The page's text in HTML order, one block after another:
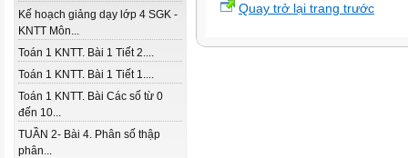
Kế hoạch giảng dạy lớp 4 SGK -
KNTT Môn...
Toán 1 KNTT. Bài 1 Tiết 2....
Toán 1 KNTT. Bài 1 Tiết 1....
Toán 1 KNTT. Bài Các số từ 0
đến 10...
TUẦN 2- Bài 4. Phân số thập
phân...
Quay trở lại trang trước